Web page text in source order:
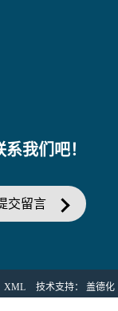
我们吧！
交留言
XML 技术支持： 盖德化